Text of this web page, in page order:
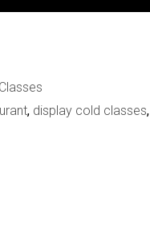
, display cold classes,